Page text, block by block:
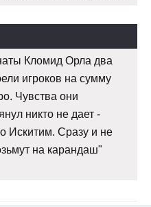
Кломид Орла два
игроков на сумму
Чувства они
никто не дает -
Искитим. Сразу и не
на карандаш"